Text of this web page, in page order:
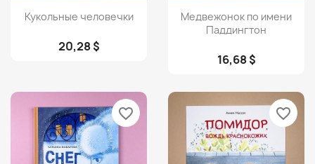
Просмотр
Кукольные человечки
20,28 $
Просмотр
Медвежонок по имени
Паддингтон
16,68 $
favorite_border favorite_border